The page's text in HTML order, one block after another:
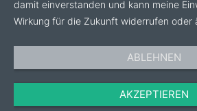
damit einverstanden und kann meine
Wirkung für die Zukunft widerrufen oder
ABLEHNEN
AKZEPTIEREN